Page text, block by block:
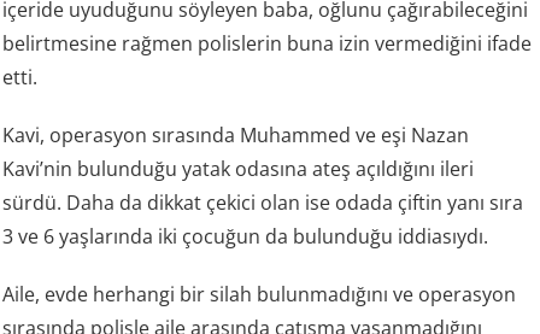
içeride uyuduğunu söyleyen baba, oğlunu çağırabileceğini
belirtmesine rağmen polislerin buna izin vermediğini ifade
etti.
Kavi, operasyon sırasında Muhammed ve eşi Nazan
Kavi’nin bulunduğu yatak odasına ateş açıldığını ileri
sürdü. Daha da dikkat çekici olan ise odada çiftin yanı sıra
3 ve 6 yaşlarında iki çocuğun da bulunduğu iddiasıydı.
Aile, evde herhangi bir silah bulunmadığını ve operasyon
sırasında polisle aile arasında çatışma yaşanmadığını